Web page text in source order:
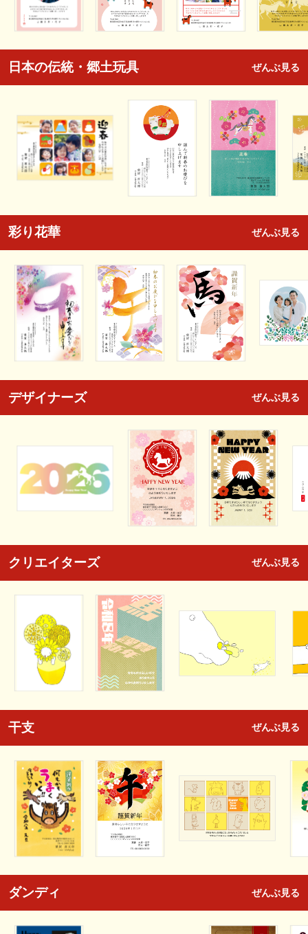
日本の伝統・郷土玩具 ぜんぶ見る
彩り花華 ぜんぶ見る
デザイナーズ ぜんぶ見る
クリエイターズ ぜんぶ見る
干支 ぜんぶ見る
ダンディ ぜんぶ見る